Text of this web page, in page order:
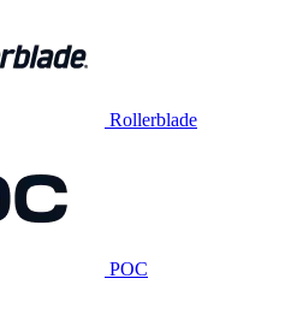
Rollerblade
POC